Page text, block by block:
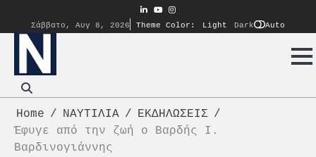
content
linkedin
youtube
instagram
Σάββατο, Αυγ 8, 2026
Theme Color: Light Dark Auto
Home ΝΑΥΤΙΛΙΑ
ΕΚΔΗΛΩΣΕΙΣ
Έφυγε από την ζωή ο Βαρδής Ι.
Βαρδινογιάννης